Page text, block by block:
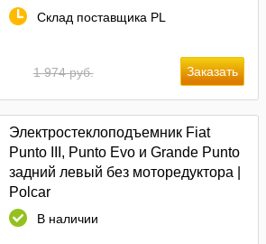
Склад поставщика PL
1 974 руб.
Электростеклоподъемник Fiat
Punto III, Punto Evo и Grande Punto
задний левый без моторедуктора |
Polcar
В наличии